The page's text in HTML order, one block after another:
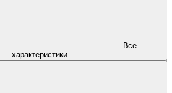
характеристики